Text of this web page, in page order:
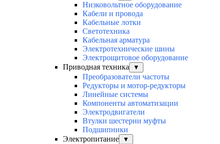
Низковольтное оборудование
Кабели и провода
Кабельные лотки
Светотехника
Кабельная арматура
Электротехнические шины
Электрощитовое оборудование
Приводная техника
▼
Преобразователи частоты
Редукторы и мотор-редукторы
Линейные системы
Компоненты автоматизации
Электродвигатели
Втулки шестерни муфты
Подшипники
Электропитание
▼